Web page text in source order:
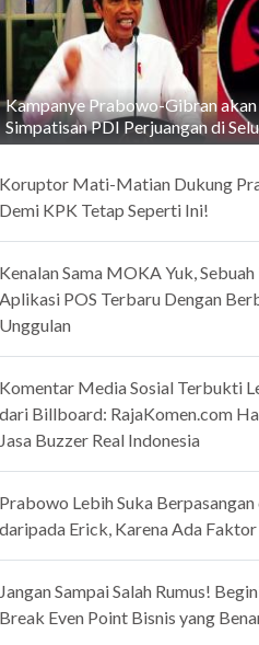
Kampanye Prabowo-Gibran
Simpatisan PDI Perjuangan di
Mati-Matian Dukung
KPK Tetap Seperti Ini!
Sama MOKA Yuk,
POS Terbaru Dengan
Media Sosial Terbukti
Billboard: RajaKomen.com
Buzzer Real Indonesia
Lebih Suka
Erick, Karena Ada
Sampai Salah Rumus!
Even Point Bisnis yang